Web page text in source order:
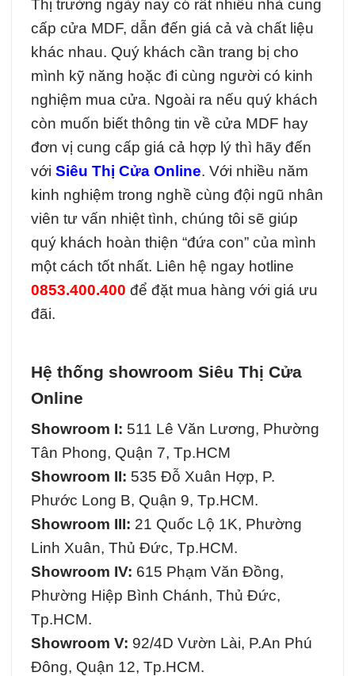
Thị trường ngày nay có rất nhiều nhà cung
cấp cửa MDF, dẫn đến giá cả và chất liệu
khác nhau. Quý khách cần trang bị cho
mình kỹ năng hoặc đi cùng người có kinh
nghiệm mua cửa. Ngoài ra nếu quý khách
còn muốn biết thông tin về cửa MDF hay
đơn vị cung cấp giá cả hợp lý thì hãy đến
với Siêu Thị Cửa Online. Với nhiều năm
kinh nghiệm trong nghề cùng đội ngũ nhân
viên tư vấn nhiệt tình, chúng tôi sẽ giúp
quý khách hoàn thiện “đứa con” của mình
một cách tốt nhất. Liên hệ ngay hotline
0853.400.400 để đặt mua hàng với giá ưu
đãi.
Hệ thống showroom Siêu Thị Cửa
Online
Showroom I: 511 Lê Văn Lương, Phường
Tân Phong, Quận 7, Tp.HCM
Showroom II: 535 Đỗ Xuân Hợp, P.
Phước Long B, Quận 9, Tp.HCM.
Showroom III: 21 Quốc Lộ 1K, Phường
Linh Xuân, Thủ Đức, Tp.HCM.
Showroom IV: 615 Phạm Văn Đồng,
Phường Hiệp Bình Chánh, Thủ Đức,
Tp.HCM.
Showroom V: 92/4D Vườn Lài, P.An Phú
Đông, Quận 12, Tp.HCM.